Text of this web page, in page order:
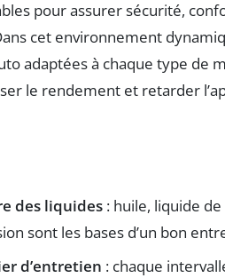
pour assurer sécurité,
cet environnement
adaptées à chaque type de
le rendement et retarder
des liquides : huile, liquide
sont les bases d’un bon
d’entretien : chaque